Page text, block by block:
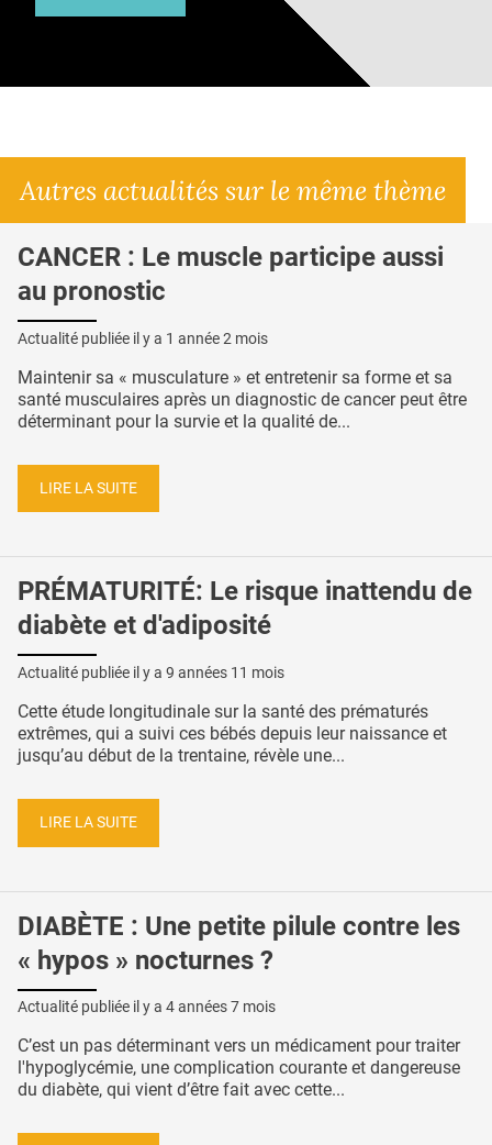
Autres actualités sur le même thème
CANCER : Le muscle participe aussi
au pronostic
Actualité publiée il y a 1 année 2 mois
Maintenir sa « musculature » et entretenir sa forme et sa
santé musculaires après un diagnostic de cancer peut être
déterminant pour la survie et la qualité de...
LIRE LA SUITE
PRÉMATURITÉ: Le risque inattendu de
diabète et d'adiposité
Actualité publiée il y a 9 années 11 mois
Cette étude longitudinale sur la santé des prématurés
extrêmes, qui a suivi ces bébés depuis leur naissance et
jusqu’au début de la trentaine, révèle une...
LIRE LA SUITE
DIABÈTE : Une petite pilule contre les
« hypos » nocturnes ?
Actualité publiée il y a 4 années 7 mois
C’est un pas déterminant vers un médicament pour traiter
l'hypoglycémie, une complication courante et dangereuse
du diabète, qui vient d’être fait avec cette...